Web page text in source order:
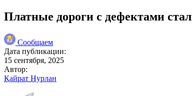
Платные дороги с дефектами
Сообщаем
Дата публикации:
15 сентября, 2025
Автор:
Қайрат Нурлан